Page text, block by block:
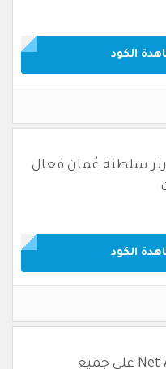
الكود
سلطنة عُمان فعال
الكود
كود خصم Net A Porter على جميع